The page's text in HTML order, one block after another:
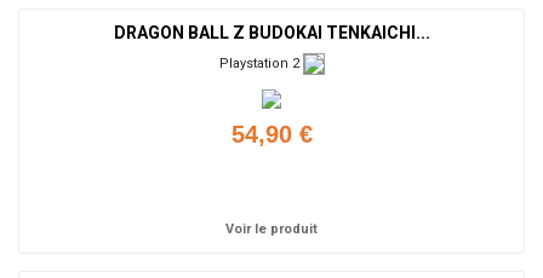
DRAGON BALL Z BUDOKAI TENKAICHI...
Playstation 2
54,90 €
Voir le produit